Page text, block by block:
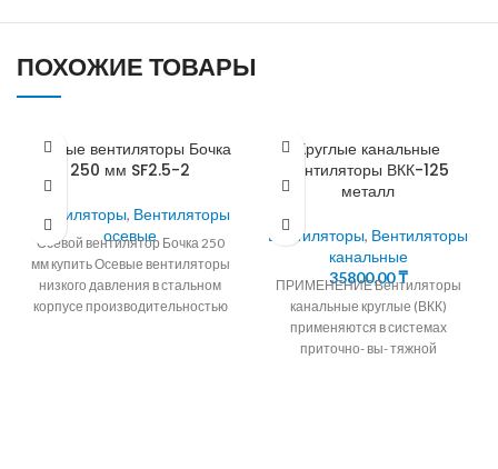
ПОХОЖИЕ ТОВАРЫ
Осевые вентиляторы Бочка
250 мм SF2.5-2
Вентиляторы, Вентиляторы
осевые
Осевой вентилятор Бочка 250
мм купить Осевые вентиляторы
низкого давления в стальном
корпусе производительностью
Круглые канальные
вентиляторы ВКК-125
металл
Вентиляторы, Вентиляторы
канальные
35800,00₸
ПРИМЕНЕНИЕ Вентиляторы
канальные круглые (ВКК)
применяются в системах
приточно- вы- тяжной